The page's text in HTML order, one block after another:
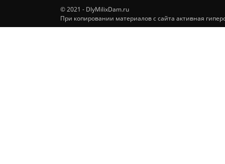
© 2021 - DlyMilixDam.ru
При копировании материалов с сайта активная